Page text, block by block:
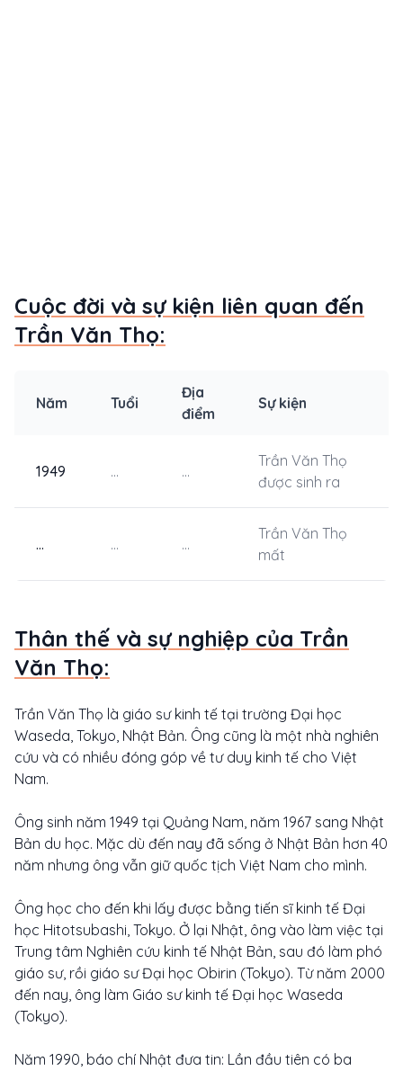
Cuộc đời và sự kiện liên quan đến
Trần Văn Thọ:
Năm Tuổi
Địa
điểm
Sự kiện
1949 ... ...
Trần Văn Thọ
được sinh ra
... ... ...
Trần Văn Thọ
mất
Thân thế và sự nghiệp của Trần
Văn Thọ:
Trần Văn Thọ là giáo sư kinh tế tại trường Đại học
Waseda, Tokyo, Nhật Bản. Ông cũng là một nhà nghiên
cứu và có nhiều đóng góp về tư duy kinh tế cho Việt
Nam.
Ông sinh năm 1949 tại Quảng Nam, năm 1967 sang Nhật
Bản du học. Mặc dù đến nay đã sống ở Nhật Bản hơn 40
năm nhưng ông vẫn giữ quốc tịch Việt Nam cho mình.
Ông học cho đến khi lấy được bằng tiến sĩ kinh tế Đại
học Hitotsubashi, Tokyo. Ở lại Nhật, ông vào làm việc tại
Trung tâm Nghiên cứu kinh tế Nhật Bản, sau đó làm phó
giáo sư, rồi giáo sư Đại học Obirin (Tokyo). Từ năm 2000
đến nay, ông làm Giáo sư kinh tế Đại học Waseda
(Tokyo).
Năm 1990, báo chí Nhật đưa tin: Lần đầu tiên có ba